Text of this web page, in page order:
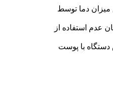
دما توسط
عدم استفاده از
دستگاه با پوست